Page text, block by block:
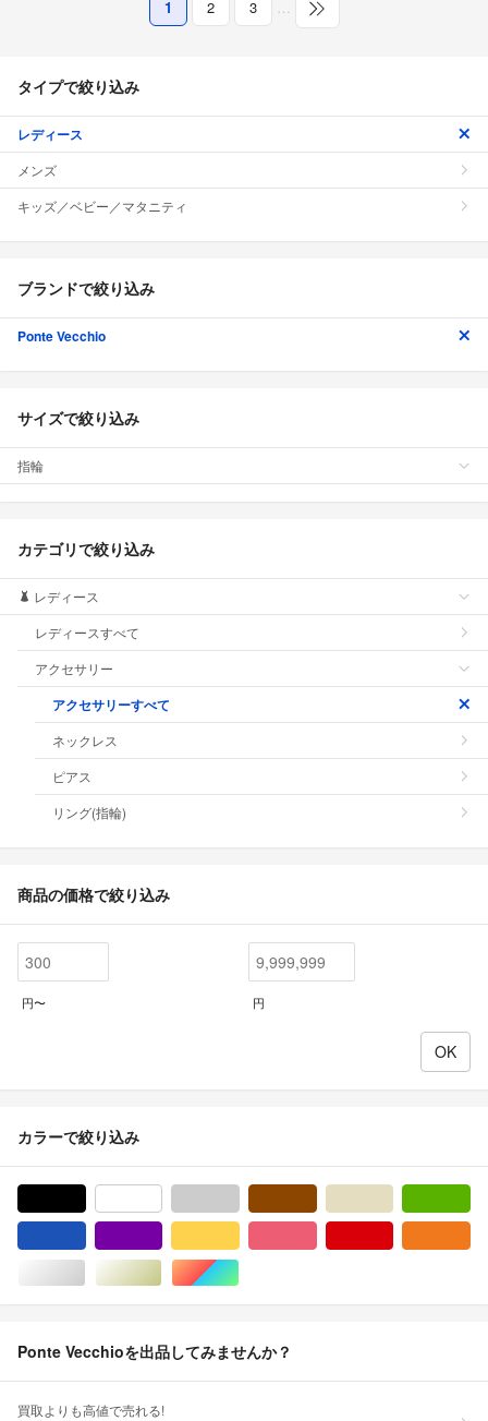
1 2 3 …
タイプで絞り込み
レディース
メンズ
キッズ／ベビー／マタニティ
ブランドで絞り込み
Ponte Vecchio
サイズで絞り込み
指輪
カテゴリで絞り込み
レディース
レディースすべて
アクセサリー
アクセサリーすべて
ネックレス
ピアス
リング(指輪)
商品の価格で絞り込み
円〜 円
カラーで絞り込み
シルバー/銀色系ゴールド/金色系マルチカラー
Ponte Vecchioを出品してみませんか？
買取よりも高値で売れる!